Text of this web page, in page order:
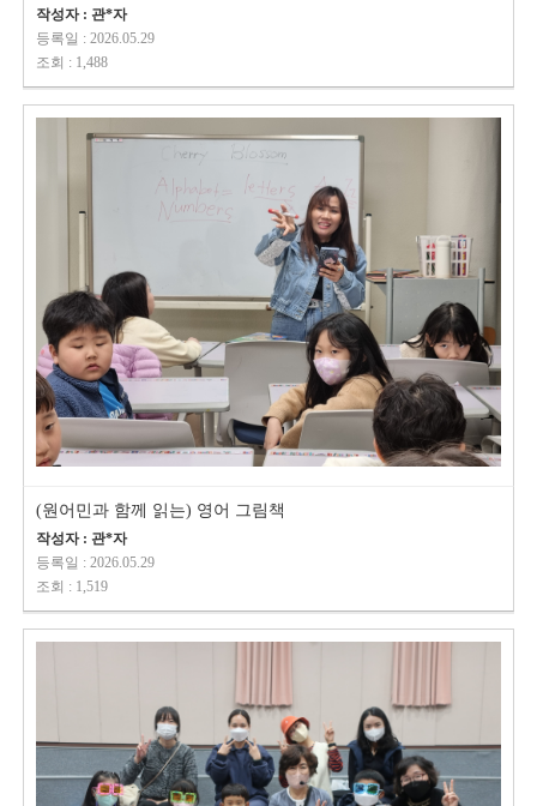
작성자 : 관*자
등록일 : 2026.05.29
조회 : 1,488
(원어민과 함께 읽는) 영어 그림책
작성자 : 관*자
등록일 : 2026.05.29
조회 : 1,519